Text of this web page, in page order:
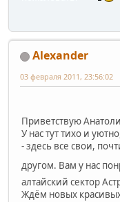
Alexander
03 февраля 2011, 23:56:02
Приветствую
У нас тут тихо и
- здесь все свои,
другом. Вам у нас
алтайский сектор
Ждём новых